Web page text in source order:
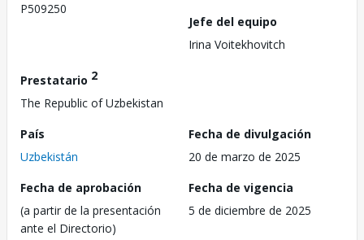
P509250
Jefe del equipo
Irina Voitekhovitch
Prestatario 2
The Republic of Uzbekistan
País
Uzbekistán
Fecha de divulgación
20 de marzo de 2025
Fecha de aprobación
(a partir de la presentación
ante el Directorio)
Fecha de vigencia
5 de diciembre de 2025